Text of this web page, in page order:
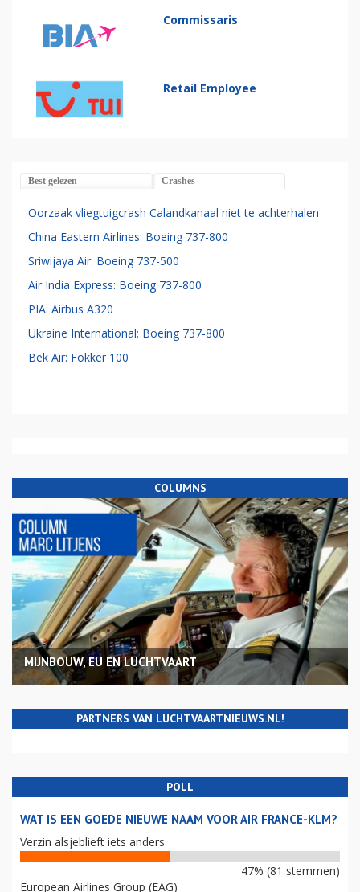
Commissaris
Retail Employee
Best gelezen Crashes
Oorzaak vliegtuigcrash Calandkanaal niet te achterhalen
China Eastern Airlines: Boeing 737-800
Sriwijaya Air: Boeing 737-500
Air India Express: Boeing 737-800
PIA: Airbus A320
Ukraine International: Boeing 737-800
Bek Air: Fokker 100
COLUMNS
MIJNBOUW, EU EN LUCHTVAART
PARTNERS VAN LUCHTVAARTNIEUWS.NL!
POLL
WAT IS EEN GOEDE NIEUWE NAAM VOOR AIR FRANCE-KLM?
Verzin alsjeblieft iets anders
47% (81 stemmen)
European Airlines Group (EAG)